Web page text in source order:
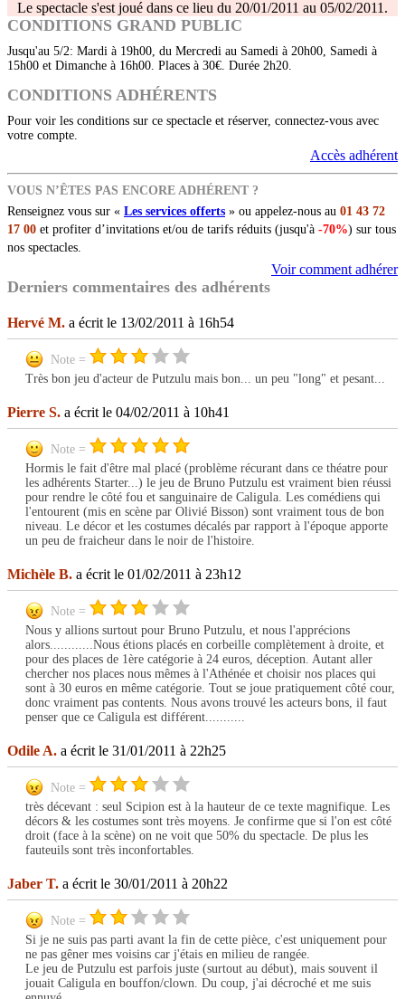
Le spectacle s'est joué dans ce lieu du 20/01/2011 au 05/02/2011.
CONDITIONS GRAND PUBLIC
Jusqu'au 5/2: Mardi à 19h00, du Mercredi au Samedi à 20h00, Samedi à
15h00 et Dimanche à 16h00. Places à 30€. Durée 2h20.
CONDITIONS ADHÉRENTS
Pour voir les conditions sur ce spectacle et réserver, connectez-vous avec
votre compte.
Accès adhérent
VOUS N’ÊTES PAS ENCORE ADHÉRENT ?
Renseignez vous sur « Les services offerts » ou appelez-nous au 01 43 72
17 00 et profiter d’invitations et/ou de tarifs réduits (jusqu'à -70%) sur tous
nos spectacles.
Voir comment adhérer
Derniers commentaires des adhérents
Hervé M. a écrit le 13/02/2011 à 16h54
Note =
Très bon jeu d'acteur de Putzulu mais bon... un peu "long" et pesant...
Pierre S. a écrit le 04/02/2011 à 10h41
Note =
Hormis le fait d'être mal placé (problème récurant dans ce théatre pour
les adhérents Starter...) le jeu de Bruno Putzulu est vraiment bien réussi
pour rendre le côté fou et sanguinaire de Caligula. Les comédiens qui
l'entourent (mis en scène par Olivié Bisson) sont vraiment tous de bon
niveau. Le décor et les costumes décalés par rapport à l'époque apporte
un peu de fraicheur dans le noir de l'histoire.
Michèle B. a écrit le 01/02/2011 à 23h12
Note =
Nous y allions surtout pour Bruno Putzulu, et nous l'apprécions
alors............Nous étions placés en corbeille complètement à droite, et
pour des places de 1ère catégorie à 24 euros, déception. Autant aller
chercher nos places nous mêmes à l'Athénée et choisir nos places qui
sont à 30 euros en même catégorie. Tout se joue pratiquement côté cour,
donc vraiment pas contents. Nous avons trouvé les acteurs bons, il faut
penser que ce Caligula est différent...........
Odile A. a écrit le 31/01/2011 à 22h25
Note =
très décevant : seul Scipion est à la hauteur de ce texte magnifique. Les
décors & les costumes sont très moyens. Je confirme que si l'on est côté
droit (face à la scène) on ne voit que 50% du spectacle. De plus les
fauteuils sont très inconfortables.
Jaber T. a écrit le 30/01/2011 à 20h22
Note =
Si je ne suis pas parti avant la fin de cette pièce, c'est uniquement pour
ne pas gêner mes voisins car j'étais en milieu de rangée.
Le jeu de Putzulu est parfois juste (surtout au début), mais souvent il
jouait Caligula en bouffon/clown. Du coup, j'ai décroché et me suis